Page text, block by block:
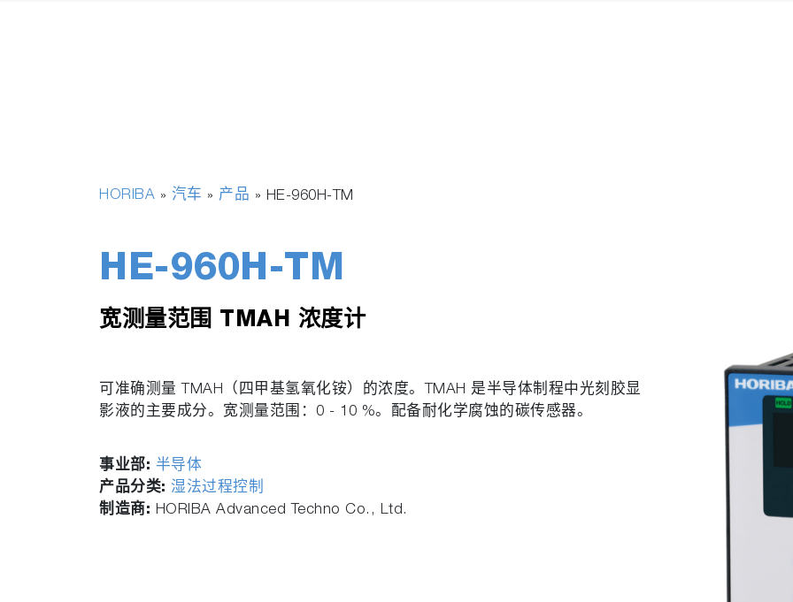
HORIBA » 汽车 » 产品 » HE-960H-TM
HE-960H-TM
宽测量范围 TMAH 浓度计
可准确测量 TMAH（四甲基氢氧化铵）的浓度。TMAH 是半导体制程中光刻胶显
影液的主要成分。宽测量范围：0 - 10 %。配备耐化学腐蚀的碳传感器。
事业部: 半导体
产品分类: 湿法过程控制
制造商: HORIBA Advanced Techno Co., Ltd.